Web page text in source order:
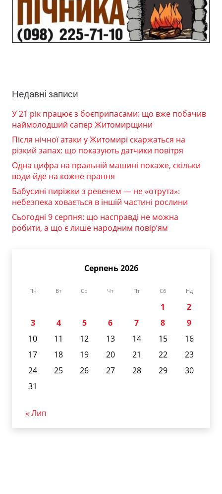
Недавні записи
У 21 рік працює з боєприпасами: що вже побачив
наймолодший сапер Житомирщини
Після нічної атаки у Житомирі скаржаться на
різкий запах: що показують датчики повітря
Одна цифра на пральній машині покаже, скільки
води йде на кожне прання
Бабусині пиріжки з ревенем — не «отрута»:
небезпека ховається в іншій частині рослини
Сьогодні 9 серпня: що насправді не можна
робити, а що є лише народним повір’ям
Серпень 2026
Пн Вт Ср Чт Пт Сб Нд
1
2
3
4 5 6 7 8
9
10
11 12 13 14 15
16
17
18 19 20 21 22
23
24
25 26 27 28 29
30
31
« Лип